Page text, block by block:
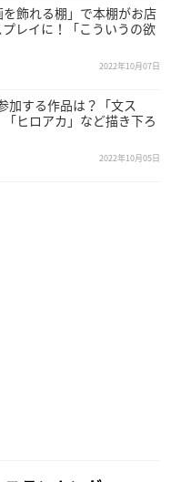
飾れる棚」で本棚がお店
レイに！「こういうの欲
2022年10月07日
加する作品は？「文ス
「ヒロアカ」など描き下ろ
2022年10月05日